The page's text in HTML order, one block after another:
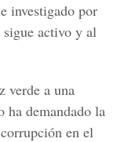
investigado por
activo y al
verde a una
demandado la
en el